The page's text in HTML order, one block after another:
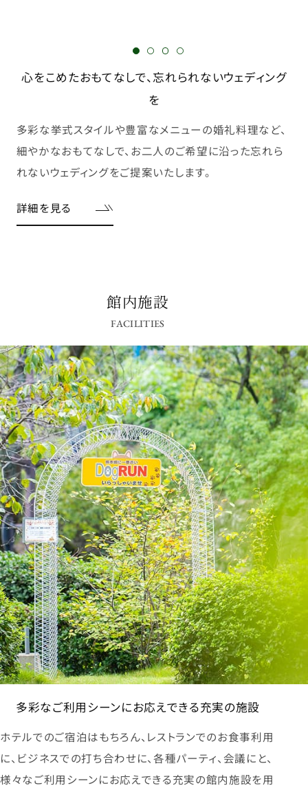
心をこめたおもてなしで、忘れられないウェディング
を
多彩な挙式スタイルや豊富なメニューの婚礼料理など、
細やかなおもてなしで、お二人のご希望に沿った忘れら
れないウェディングをご提案いたします。
詳細を見る
館内施設
FACILITIES
多彩なご利用シーンにお応えできる充実の施設
ホテルでのご宿泊はもちろん、レストランでのお食事利用
に、ビジネスでの打ち合わせに、各種パーティ、会議にと、
様々なご利用シーンにお応えできる充実の館内施設を用
意いたしました。
詳細を見る
アクセス
市電（熊本城・市役所前下車）